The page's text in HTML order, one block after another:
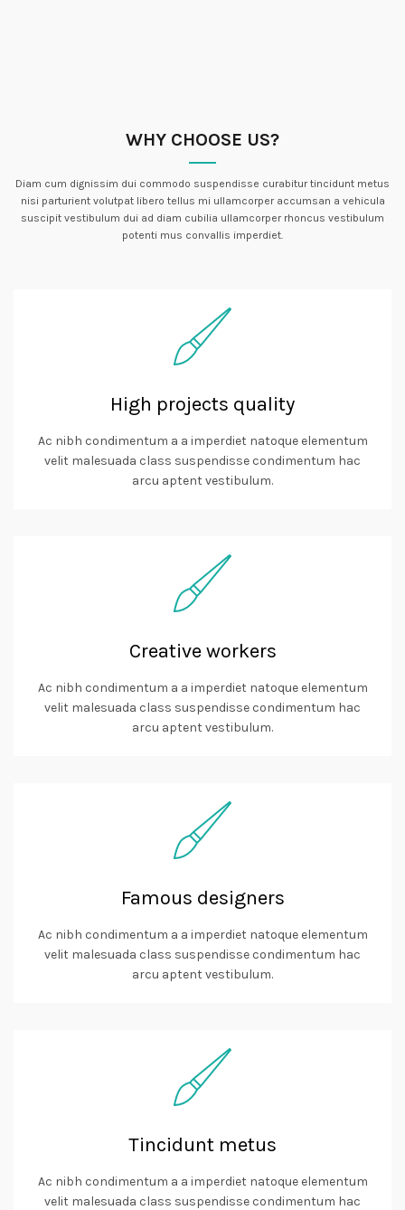
WHY CHOOSE US?
Diam cum dignissim dui commodo suspendisse curabitur tincidunt metus
nisi parturient volutpat libero tellus mi ullamcorper accumsan a vehicula
suscipit vestibulum dui ad diam cubilia ullamcorper rhoncus vestibulum
potenti mus convallis imperdiet.
High projects quality
Ac nibh condimentum a a imperdiet natoque elementum
velit malesuada class suspendisse condimentum hac
arcu aptent vestibulum.
Creative workers
Ac nibh condimentum a a imperdiet natoque elementum
velit malesuada class suspendisse condimentum hac
arcu aptent vestibulum.
Famous designers
Ac nibh condimentum a a imperdiet natoque elementum
velit malesuada class suspendisse condimentum hac
arcu aptent vestibulum.
Tincidunt metus
Ac nibh condimentum a a imperdiet natoque elementum
velit malesuada class suspendisse condimentum hac